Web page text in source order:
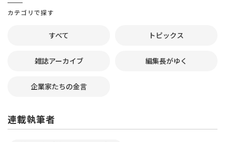
カテゴリで探す
すべて トピックス
雑誌アーカイブ 編集長がゆく
企業家たちの金言
連載執筆者